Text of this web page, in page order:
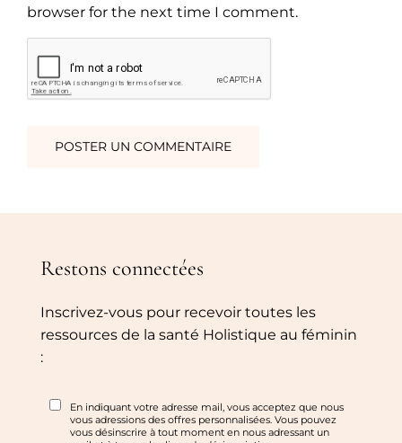
browser for the next time I comment.
Restons connectées
Inscrivez-vous pour recevoir toutes les
ressources de la santé Holistique au féminin
: